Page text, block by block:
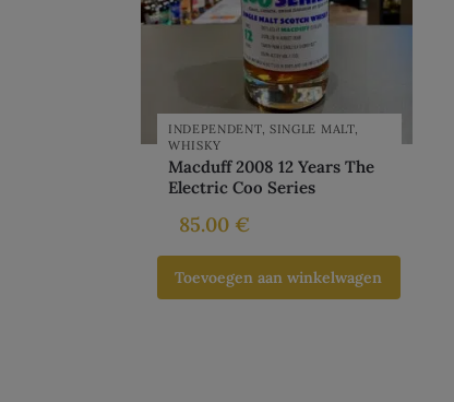
INDEPENDENT, SINGLE MALT,
WHISKY
Macduff 2008 12 Years The
Electric Coo Series
85.00 €
Toevoegen aan winkelwagen